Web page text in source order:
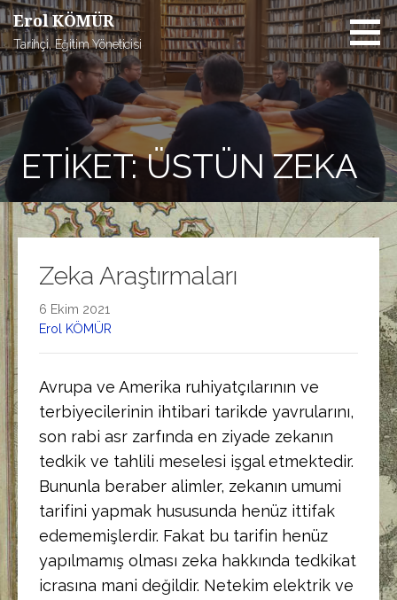
İçeriğe
atla
Erol KÖMÜR
Tarihçi, Eğitim Yöneticisi
ETIKET: ÜSTÜN ZEKA
Zeka Araştırmaları
6 Ekim 2021
Erol KÖMÜR
Avrupa ve Amerika ruhiyatçılarının ve
terbiyecilerinin ihtibari tarikde yavrularını,
son rabi asr zarfında en ziyade zekanın
tedkik ve tahlili meselesi işgal etmektedir.
Bununla beraber alimler, zekanın umumi
tarifini yapmak hususunda henüz ittifak
edememişlerdir. Fakat bu tarifin henüz
yapılmamış olması zeka hakkında tedkikat
icrasına mani değildir. Netekim elektrik ve